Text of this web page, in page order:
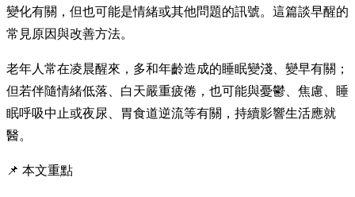
變化有關，但也可能是情緒或其他問題的訊號。這篇談早醒的
常見原因與改善方法。
老年人常在凌晨醒來，多和年齡造成的睡眠變淺、變早有關；
但若伴隨情緒低落、白天嚴重疲倦，也可能與憂鬱、焦慮、睡
眠呼吸中止或夜尿、胃食道逆流等有關，持續影響生活應就
醫。
📌 本文重點